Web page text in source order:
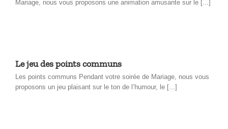
Mariage, nous vous proposons une animation amusante sur le [...]
Le jeu des points communs
Les points communs Pendant votre soirée de Mariage, nous vous
proposons un jeu plaisant sur le ton de l’humour, le [...]